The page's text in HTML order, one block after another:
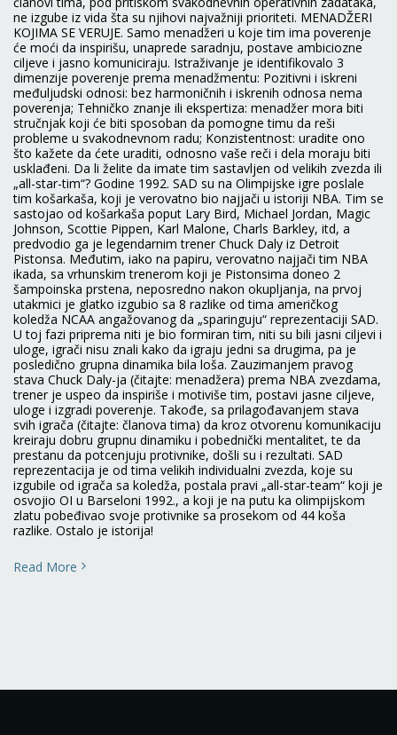
ne izgube iz vida šta su njihovi najvažniji prioriteti. MENADŽERI
KOJIMA SE VERUJE. Samo menadžeri u koje tim ima poverenje
će moći da inspirišu, unaprede saradnju, postave ambiciozne
ciljeve i jasno komuniciraju. Istraživanje je identifikovalo 3
dimenzije poverenje prema menadžmentu: Pozitivni i iskreni
međuljudski odnosi: bez harmoničnih i iskrenih odnosa nema
poverenja; Tehničko znanje ili ekspertiza: menadžer mora biti
stručnjak koji će biti sposoban da pomogne timu da reši
probleme u svakodnevnom radu; Konzistentnost: uradite ono
što kažete da ćete uraditi, odnosno vaše reči i dela moraju biti
usklađeni. Da li želite da imate tim sastavljen od velikih zvezda ili
„all-star-tim“? Godine 1992. SAD su na Olimpijske igre poslale
tim košarkaša, koji je verovatno bio najjači u istoriji NBA. Tim se
sastojao od košarkaša poput Lary Bird, Michael Jordan, Magic
Johnson, Scottie Pippen, Karl Malone, Charls Barkley, itd, a
predvodio ga je legendarnim trener Chuck Daly iz Detroit
Pistonsa. Međutim, iako na papiru, verovatno najjači tim NBA
ikada, sa vrhunskim trenerom koji je Pistonsima doneo 2
šampoinska prstena, neposredno nakon okupljanja, na prvoj
utakmici je glatko izgubio sa 8 razlike od tima američkog
koledža NCAA angažovanog da „sparinguju“ reprezentaciji SAD.
U toj fazi priprema niti je bio formiran tim, niti su bili jasni ciljevi i
uloge, igrači nisu znali kako da igraju jedni sa drugima, pa je
posledično grupna dinamika bila loša. Zauzimanjem pravog
stava Chuck Daly-ja (čitajte: menadžera) prema NBA zvezdama,
trener je uspeo da inspiriše i motiviše tim, postavi jasne ciljeve,
uloge i izgradi poverenje. Takođe, sa prilagođavanjem stava
svih igrača (čitajte: članova tima) da kroz otvorenu komunikaciju
kreiraju dobru grupnu dinamiku i pobednički mentalitet, te da
prestanu da potcenjuju protivnike, došli su i rezultati. SAD
reprezentacija je od tima velikih individualni zvezda, koje su
izgubile od igrača sa koledža, postala pravi „all-star-team“ koji je
osvojio OI u Barseloni 1992., a koji je na putu ka olimpijskom
zlatu pobeđivao svoje protivnike sa prosekom od 44 koša
razlike. Ostalo je istorija!
Read More